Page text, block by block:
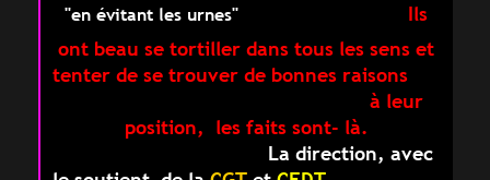
"en évitant les urnes"
Ils
ont beau se tortiller dans tous les sens et
tenter de se trouver de bonnes raisons
à leur
position, les faits sont- là.
La direction, avec